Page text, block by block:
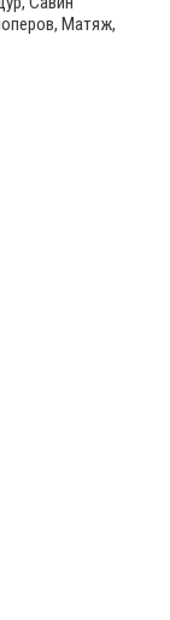
Матяж,